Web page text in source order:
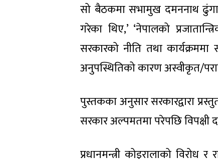
सो बैठकमा सभामुख दमननाथ
गरेका थिए,’ ‘नेपालको
सरकारको नीति तथा
अनुपस्थितिको कारण अस्वीकृत/
पुस्तकका अनुसार सरकारद्वारा
सरकार अल्पमतमा परेपछि विपक्षी
प्रधानमन्त्री कोइरालाको